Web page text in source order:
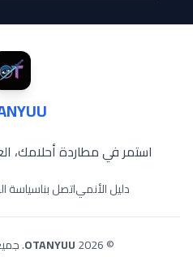
استمر في مطاردة أحلامك،
دليل الأنمياتصل بناسياسة
© 2026
OTANYUU
.